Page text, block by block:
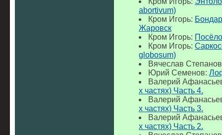
abortivum)
Кром Игорь:
Жаровск
Кром Игорь:
Кром Игорь:
globosum)
Вячеслав
Юрий Семенов:
Валерий
х частях) Часть 4.
Валерий
х частях) Часть 3.
Валерий
х частях) Часть 2.